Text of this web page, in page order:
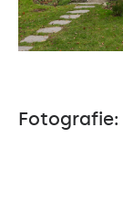
Fotografie: